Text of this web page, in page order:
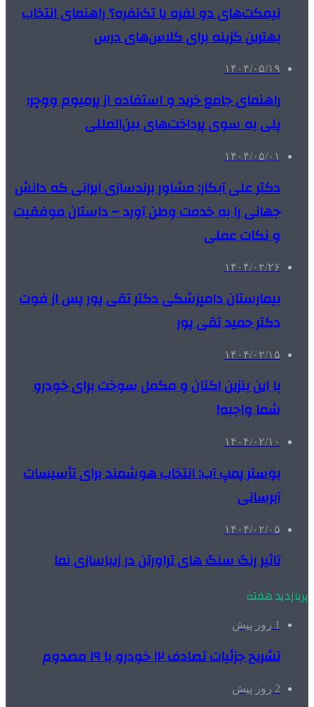
نیمکت‌های دو نفره یا تک‌نفره؟ راهنمای انتخاب
بهترین گزینه برای کلاس‌های درس
۱۴۰۴/۰۵/۱۹
راهنمای جامع خرید و استفاده از پرمیوم ووچر؛
پلی به سوی پرداخت‌های بین‌المللی
۱۴۰۴/۰۵/۰۱
دکتر علی آبکار: مشاور برندسازی ایرانی که دانش
جهانی را به خدمت وطن آورد – داستان موفقیت
و نکات عملی
۱۴۰۴/۰۲/۲۶
بیمارستان دامپزشکی دکتر تقی پور پس از فوت
دکتر حمید تقی پور
۱۴۰۴/۰۲/۱۵
با این بنزین اکتان و مکمل سوخت برای خودرو
شما واجبه!
۱۴۰۴/۰۲/۱۰
بوستر پمپ آب: انتخاب هوشمند برای تأسیسات
آبرسانی
۱۴۰۴/۰۲/۰۵
تاثیر رنگ سنگ های تراورتن در زیباسازی نما
پربازدید هفته
1 روز پیش
تشریح جزئیات تصادف ۱۲ خودرو با ۱۹ مصدوم
2 روز پیش